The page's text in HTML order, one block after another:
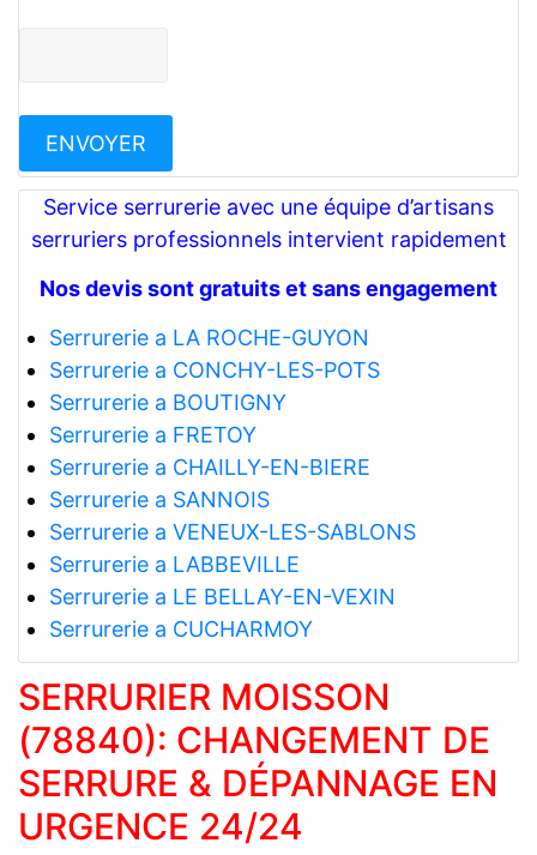
Service serrurerie avec une équipe d’artisans
serruriers professionnels intervient rapidement
Nos devis sont gratuits et sans engagement
Serrurerie a LA ROCHE-GUYON
Serrurerie a CONCHY-LES-POTS
Serrurerie a BOUTIGNY
Serrurerie a FRETOY
Serrurerie a CHAILLY-EN-BIERE
Serrurerie a SANNOIS
Serrurerie a VENEUX-LES-SABLONS
Serrurerie a LABBEVILLE
Serrurerie a LE BELLAY-EN-VEXIN
Serrurerie a CUCHARMOY
SERRURIER MOISSON
(78840): CHANGEMENT DE
SERRURE & DÉPANNAGE EN
URGENCE 24/24